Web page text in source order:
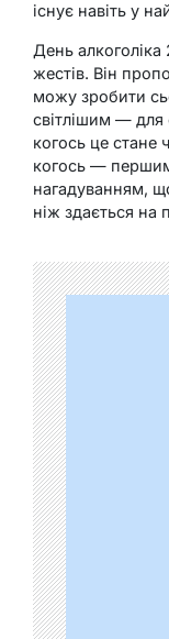
існує навіть у
День
жестів. Він
можу зробити
світлішим — для
когось це стане
когось —
нагадуванням,
ніж здається на